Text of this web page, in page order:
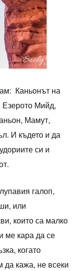
Каньонът на
Езерото Мийд,
Мамут,
И където и да
си и
галоп,
или
които са малко
ме кара да се
когато
да кажа, не всеки